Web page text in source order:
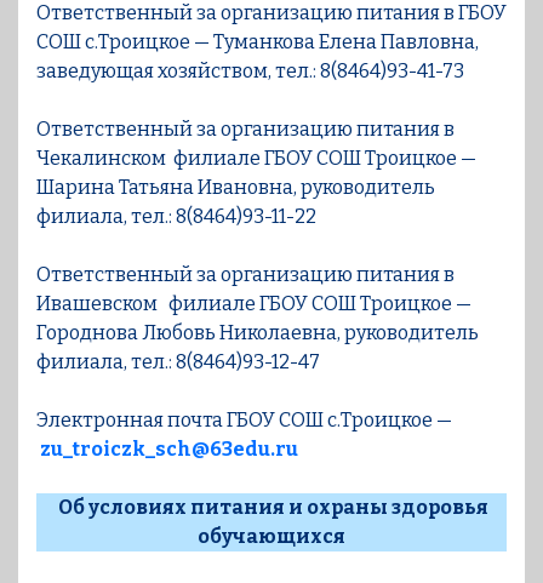
Ответственный за организацию питания в ГБОУ
СОШ с.Троицкое — Туманкова Елена Павловна,
заведующая хозяйством, тел.: 8(8464)93-41-73
Ответственный за организацию питания в
Чекалинском филиале ГБОУ СОШ Троицкое —
Шарина Татьяна Ивановна, руководитель
филиала, тел.: 8(8464)93-11-22
Ответственный за организацию питания в
Ивашевском филиале ГБОУ СОШ Троицкое —
Городнова Любовь Николаевна, руководитель
филиала, тел.: 8(8464)93-12-47
Электронная почта ГБОУ СОШ с.Троицкое —
zu_troiczk_sch@63edu.ru
Об условиях питания и охраны здоровья
обучающихся